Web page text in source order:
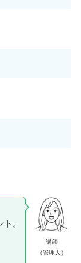
講師
（管理人）
。